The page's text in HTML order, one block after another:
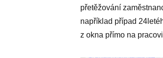
přetěžování
například případ
z okna přímo na